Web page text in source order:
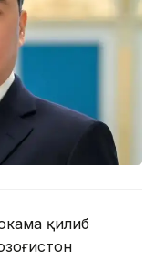
қилиб